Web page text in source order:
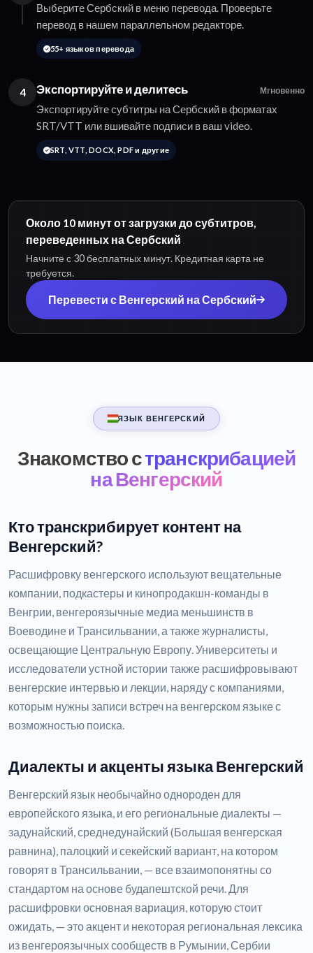
Выберите Сербский в меню перевода. Проверьте
перевод в нашем параллельном редакторе.
55+ языков перевода
4 Экспортируйте и делитесь Мгновенно
Экспортируйте субтитры на Сербский в форматах
SRT/VTT или вшивайте подписи в ваш video.
SRT, VTT, DOCX, PDF и другие
Около 10 минут от загрузки до субтитров,
переведенных на Сербский
Начните с 30 бесплатных минут. Кредитная карта не
требуется.
Перевести с Венгерский на Сербский
ЯЗЫК ВЕНГЕРСКИЙ
Знакомство странскрибацией
на Венгерский
Кто транскрибирует контент на
Венгерский?
Расшифровку венгерского используют вещательные
компании, подкастеры и кинопродакшн-команды в
Венгрии, венгероязычные медиа меньшинств в
Воеводине и Трансильвании, а также журналисты,
освещающие Центральную Европу. Университеты и
исследователи устной истории также расшифровывают
венгерские интервью и лекции, наряду с компаниями,
которым нужны записи встреч на венгерском языке с
возможностью поиска.
Диалекты и акценты языка Венгерский
Венгерский язык необычайно однороден для
европейского языка, и его региональные диалекты —
задунайский, среднедунайский (Большая венгерская
равнина), палоцкий и секейский вариант, на котором
говорят в Трансильвании, — все взаимопонятны со
стандартом на основе будапештской речи. Для
расшифровки основная вариация, которую стоит
ожидать, — это акцент и некоторая региональная лексика
из венгероязычных сообществ в Румынии, Сербии